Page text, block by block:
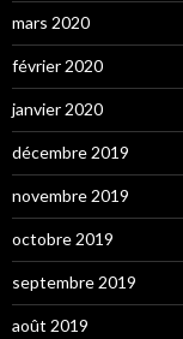
mars 2020
février 2020
janvier 2020
décembre 2019
novembre 2019
octobre 2019
septembre 2019
août 2019